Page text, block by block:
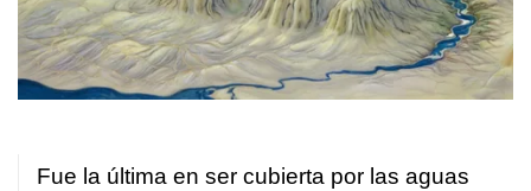
Fue la última en ser cubierta por las aguas